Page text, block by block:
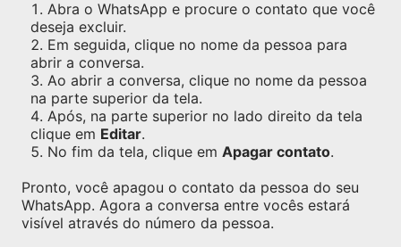
Abra o WhatsApp e procure o contato que você
deseja excluir.
Em seguida, clique no nome da pessoa para
abrir a conversa.
Ao abrir a conversa, clique no nome da pessoa
na parte superior da tela.
Após, na parte superior no lado direito da tela
clique em Editar.
No fim da tela, clique em Apagar contato.
Pronto, você apagou o contato da pessoa do seu
WhatsApp. Agora a conversa entre vocês estará
visível através do número da pessoa.